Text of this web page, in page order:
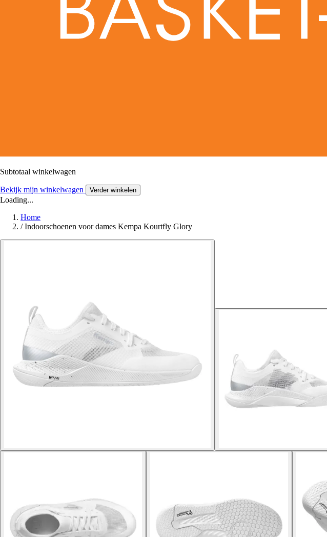
Subtotaal winkelwagen
Bekijk mijn winkelwagen Verder winkelen
Loading...
Home
/ Indoorschoenen voor dames Kempa Kourtfly Glory